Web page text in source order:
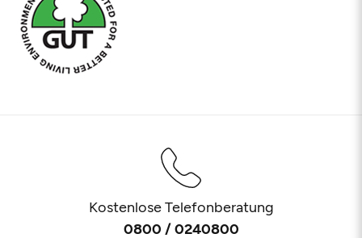
Kostenlose Telefonberatung
0800 / 0240800